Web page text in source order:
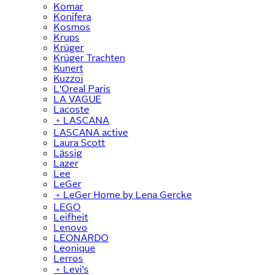
Komar
Konifera
Kosmos
Krups
Krüger
Krüger Trachten
Kunert
Kuzzoi
L'Oreal Paris
LA VAGUE
Lacoste
﹢ LASCANA
LASCANA active
Laura Scott
Lässig
Lazer
Lee
LeGer
﹢ LeGer Home by Lena Gercke
LEGO
Leifheit
Lenovo
LEONARDO
Leonique
Lerros
﹢ Levi's